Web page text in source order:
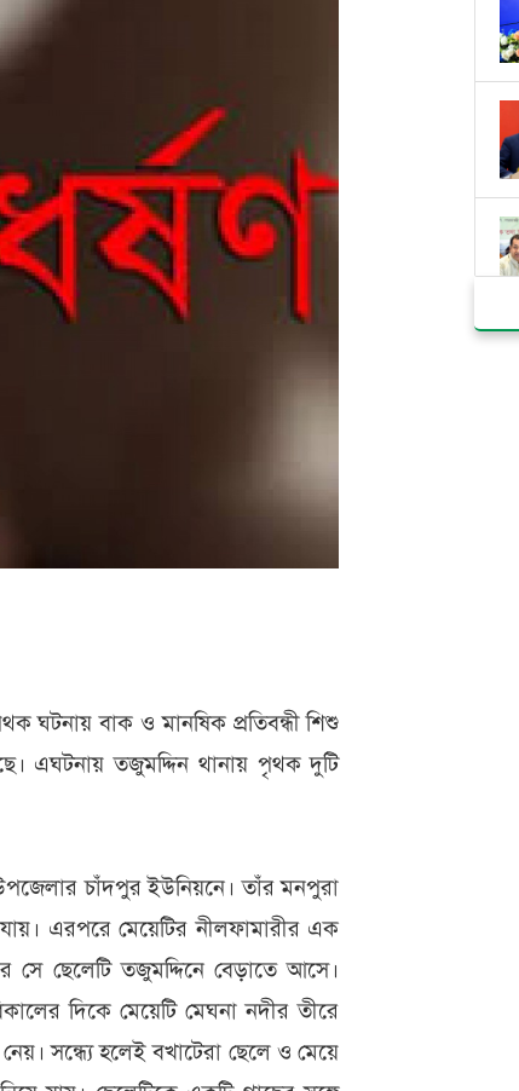
ঘটনায় বাক ও মানষিক প্রতিবন্ধী শিশু
এঘটনায় তজুমদ্দিন থানায় পৃথক দুটি
চাঁদপুর ইউনিয়নে। তাঁর মনপুরা
এরপরে মেয়েটির নীলফামারীর এক
সে ছেলেটি তজুমদ্দিনে বেড়াতে আসে।
দিকে মেয়েটি মেঘনা নদীর তীরে
সন্ধ্যে হলেই বখাটেরা ছেলে ও মেয়ে